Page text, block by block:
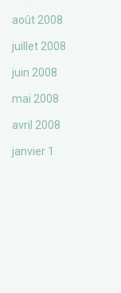
août 2008
juillet 2008
juin 2008
mai 2008
avril 2008
janvier 1